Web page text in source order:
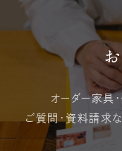
オーダー家具・
ご質問・資料請求